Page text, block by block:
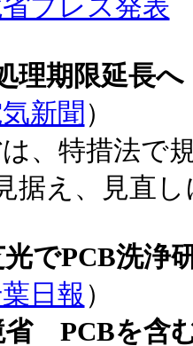
プレス発表
理期限延長
新聞 ）
、特措法で
据え、見直
光でPCB洗
日報 ）
省 PCBを含